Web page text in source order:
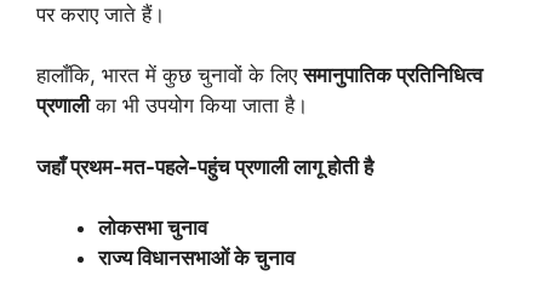
पर कराए जाते हैं।
हालाँकि, भारत में कुछ चुनावों के लिएसमानुपातिक प्रतिनिधित्व
प्रणालीका भी उपयोग किया जाता है।
जहाँ प्रथम-मत-पहले-पहुंच प्रणाली लागू होती है
लोकसभा चुनाव
राज्य विधानसभाओं के चुनाव